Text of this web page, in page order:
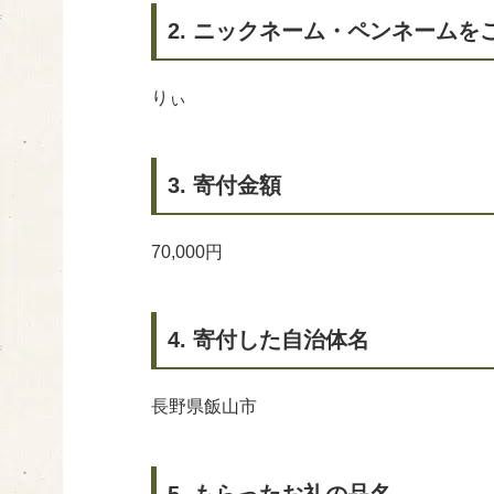
2. ニックネーム・ペンネームを
りぃ
3. 寄付金額
70,000円
4. 寄付した自治体名
長野県飯山市